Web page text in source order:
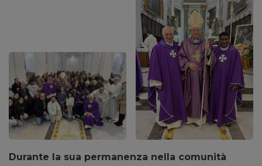
Durante la sua permanenza nella comunità